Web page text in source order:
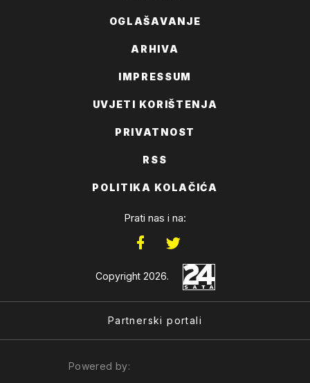
OGLAŠAVANJE
ARHIVA
IMPRESSUM
UVJETI KORIŠTENJA
PRIVATNOST
RSS
POLITIKA KOLAČIĆA
Prati nas i na:
Copyright 2026.
Partnerski portali
Powered by: